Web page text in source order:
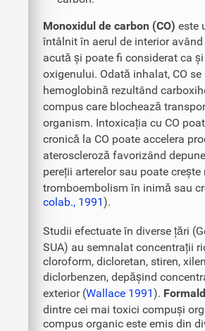
Monoxidul de carbon (CO) este
întâlnit în aerul de interior
acută și poate fi considerat ca
oxigenului. Odată inhalat, CO
hemoglobină rezultând
compus care blochează
organism. Intoxicația cu CO
cronică la CO poate accelera
ateroscleroză favorizând
pereții arterelor sau poate
tromboembolism în inimă sau
colab., 1991).
Studii efectuate în diverse țări
SUA) au semnalat concentrații
cloroform, dicloretan, stiren,
diclorbenzen, depășind
exterior (Wallace 1991).
dintre cei mai toxici compuși
compus organic este emis din